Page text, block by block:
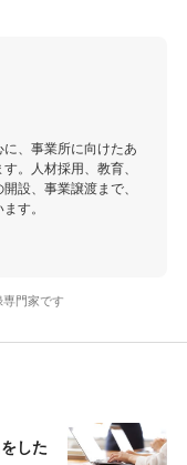
、事業所に向けたあ
。人材採用、教育、
設、事業譲渡まで、
す。
門家です
した